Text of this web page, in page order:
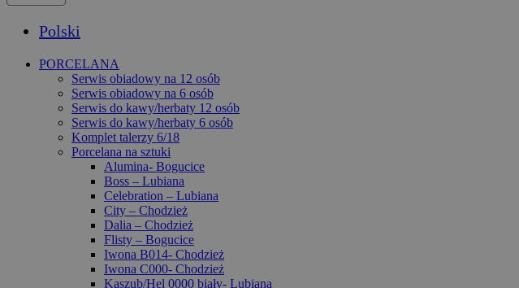
Polski
PORCELANA
Serwis obiadowy na 12 osób
Serwis obiadowy na 6 osób
Serwis do kawy/herbaty 12 osób
Serwis do kawy/herbaty 6 osób
Komplet talerzy 6/18
Porcelana na sztuki
Alumina- Bogucice
Boss – Lubiana
Celebration – Lubiana
City – Chodzież
Dalia – Chodzież
Flisty – Bogucice
Iwona B014- Chodzież
Iwona C000- Chodzież
Kaszub/Hel 0000 biały- Lubiana